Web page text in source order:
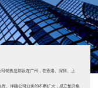
销售总部设在广州，在香港、深圳、上
。伴随公司业务的不断扩大，成立怡升集